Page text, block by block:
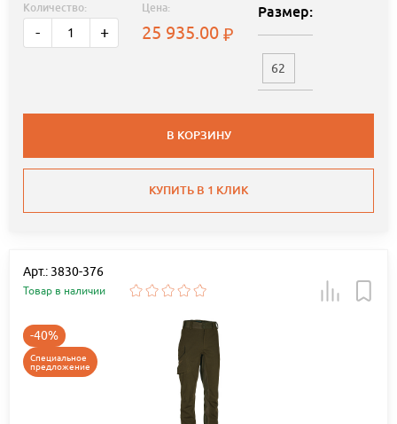
Количество:
- +
Цена:
25 935.00
Размер:
62
В КОРЗИНУ
КУПИТЬ В 1 КЛИК
Арт.: 3830-376
Товар в наличии
-40%
Специальное
предложение